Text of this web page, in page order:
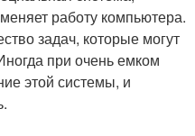
работу компьютера.
задач, которые могут
при очень емком
этой системы, и